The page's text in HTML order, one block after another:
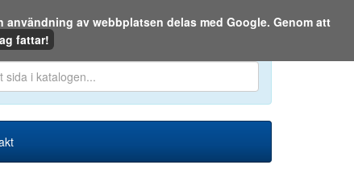
Den 6 augusti 2026
på webben:
av webbplatsen delas med Google. Genom att
fattar!